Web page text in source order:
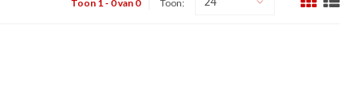
Toon 1 - 0 van 0 Toon: